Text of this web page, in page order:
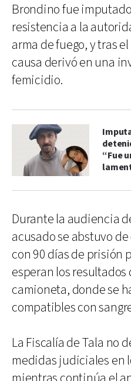
Brondino fue
resistencia a la
arma de fuego, y tras
causa derivó en una
femicidio.
“Fue
Durante la audiencia
acusado se abstuvo
con 90 días de prisión
esperan los resultados
camioneta, donde se
compatibles con
La Fiscalía de Tala no
medidas judiciales en